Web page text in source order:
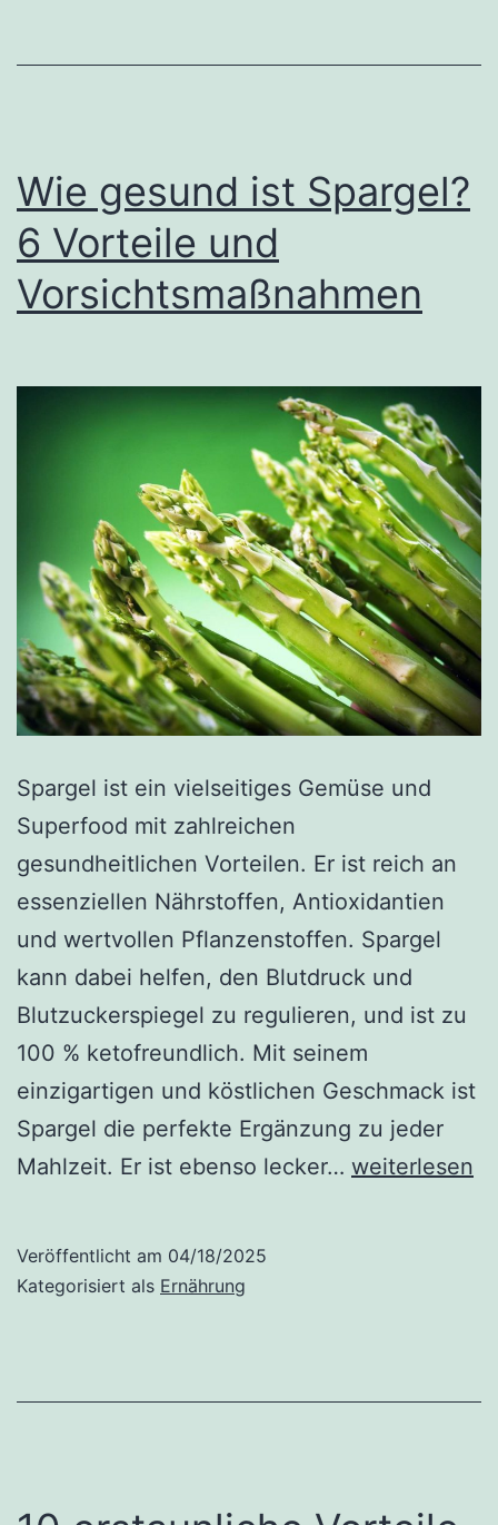
Wie gesund ist Spargel?
6 Vorteile und
Vorsichtsmaßnahmen
Spargel ist ein vielseitiges Gemüse und
Superfood mit zahlreichen
gesundheitlichen Vorteilen. Er ist reich an
essenziellen Nährstoffen, Antioxidantien
und wertvollen Pflanzenstoffen. Spargel
kann dabei helfen, den Blutdruck und
Blutzuckerspiegel zu regulieren, und ist zu
100 % ketofreundlich. Mit seinem
einzigartigen und köstlichen Geschmack ist
Spargel die perfekte Ergänzung zu jeder
Mahlzeit. Er ist ebenso lecker… Wie
weiterlesen
Veröffentlicht am 04/18/2025
Kategorisiert als Ernährung